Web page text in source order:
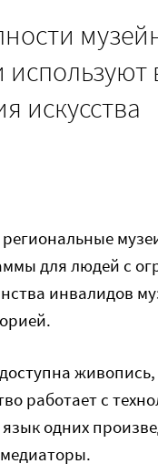
искусства
для людей с
инвалидов
работает с
одних